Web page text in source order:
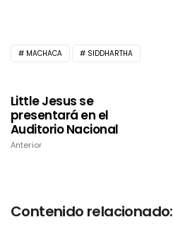
MACHACA SIDDHARTHA
Little Jesus se
presentará en el
Auditorio Nacional
Anterior
Contenido relacionado: